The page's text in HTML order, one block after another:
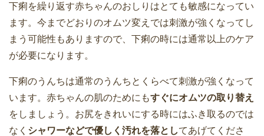
下痢を繰り返す赤ちゃんのおしりはとても敏感になってい
ます。今までどおりのオムツ変えでは刺激が強くなってし
まう可能性もありますので、下痢の時には通常以上のケア
が必要になります。
下痢のうんちは通常のうんちとくらべて刺激が強くなって
います。赤ちゃんの肌のためにもすぐにオムツの取り替え
をしましょう。お尻をきれいにする時にはふき取るのでは
なく シャワーなどで優しく汚れを落としてあげてくださ